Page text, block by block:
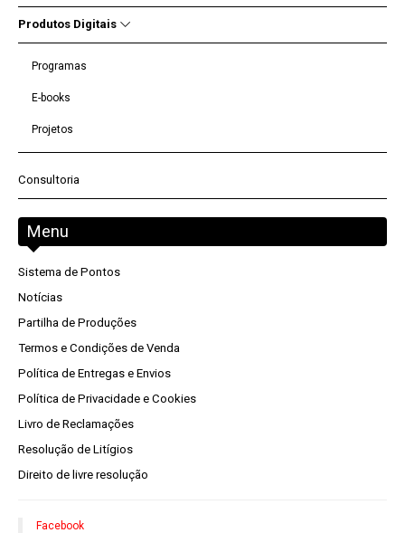
Descontos
Contactos
Produtos Digitais
Programas
E-books
Projetos
Consultoria
Menu
Sistema de Pontos
Notícias
Partilha de Produções
Termos e Condições de Venda
Política de Entregas e Envios
Política de Privacidade e Cookies
Livro de Reclamações
Resolução de Litígios
Direito de livre resolução
Facebook